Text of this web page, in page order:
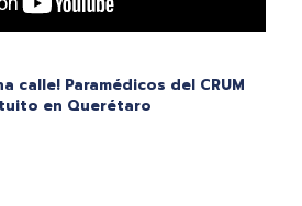
calle! Paramédicos del CRUM
en Querétaro